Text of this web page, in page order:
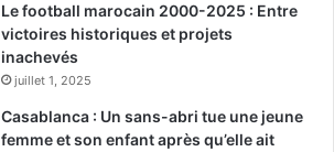
Le football marocain 2000-2025 : Entre
victoires historiques et projets
inachevés
juillet 1, 2025
Casablanca : Un sans-abri tue une jeune
femme et son enfant après qu’elle ait